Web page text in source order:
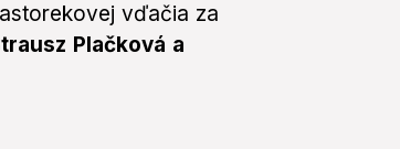
vďačia za
Plačková a